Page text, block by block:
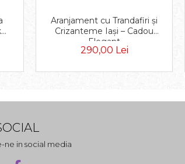
Aranjament cu Trandafiri și
Crizanteme Iași – Cadou
Elegant
290,00 Lei
ne in social media